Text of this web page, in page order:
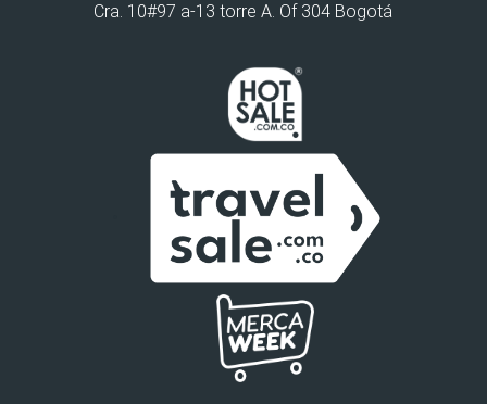
Cra. 10#97 a-13 torre A. Of 304 Bogotá